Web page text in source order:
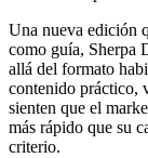
Una nueva edición
como guía, Sherpa
allá del formato
contenido práctico,
sienten que el
más rápido que su
criterio.